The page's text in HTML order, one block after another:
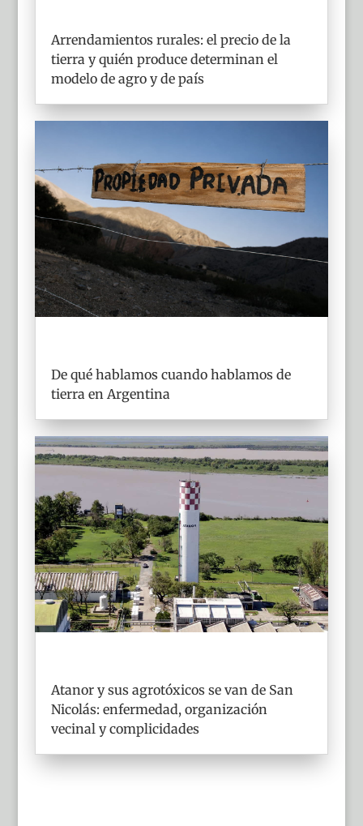
Arrendamientos rurales: el precio de la
tierra y quién produce determinan el
modelo de agro y de país
De qué hablamos cuando hablamos de
tierra en Argentina
Atanor y sus agrotóxicos se van de San
Nicolás: enfermedad, organización
vecinal y complicidades